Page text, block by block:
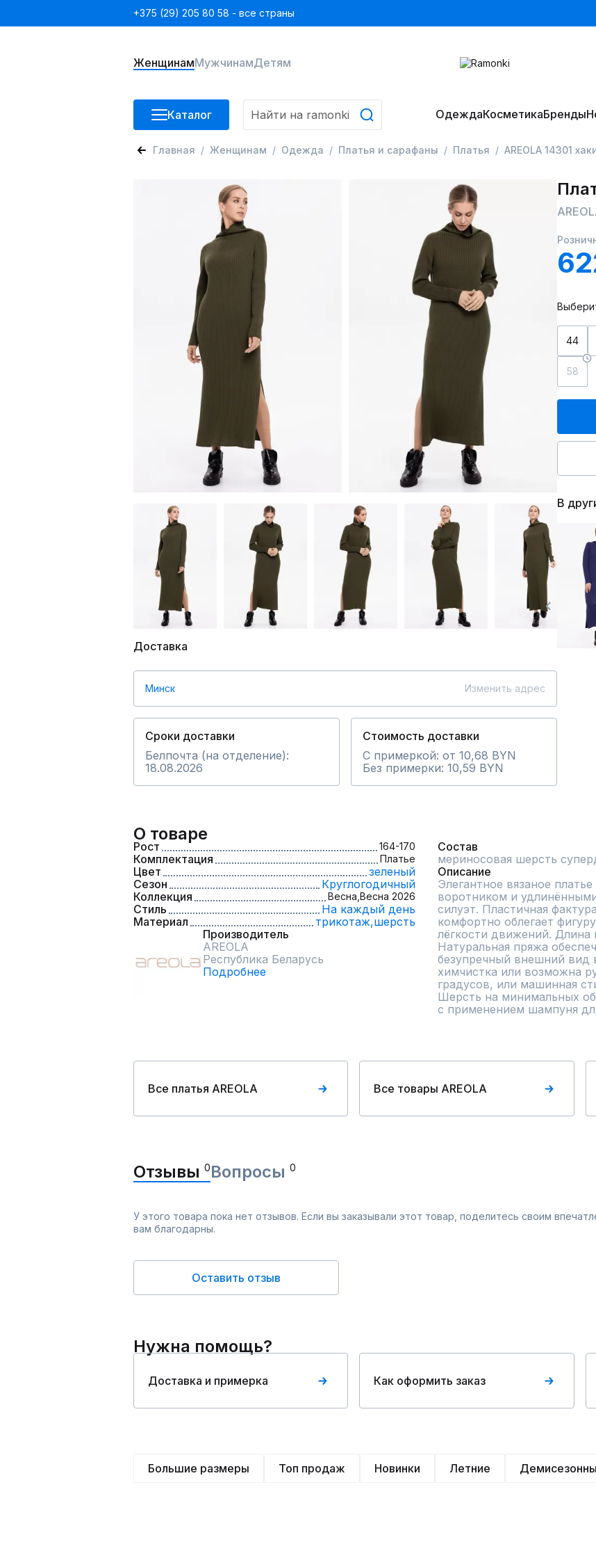
+375 (29) 205 80 58 - все страны
ЖенщинамМужчинамДетям
Каталог ОдеждаКосметикаБренды
Главная Женщинам Одежда Платья и сарафаны Платья AREOLA 14301
Доставка
Минск Изменить адрес
Сроки доставки
Белпочта (на отделение):
18.08.2026
Стоимость доставки
С примеркой: от 10,68 BYN
Без примерки: 10,59 BYN
44
58
В
О товаре
Рост 164-170
Комплектация Платье
Цвет
зеленый
Сезон
Круглогодичный
Коллекция
Весна, Весна 2026
Стиль
На каждый день
Материал
трикотаж,шерсть
Производитель
AREOLA
Республика Беларусь
Подробнее
Состав
мериносовая шерсть
Описание
Элегантное вязаное
воротником и
силуэт. Пластичная
комфортно облегает
лёгкости движений.
Натуральная пряжа
безупречный внешний вид
химчистка или возможна
градусов, или машинная
Шерсть на минимальных
с применением шампуня
Все платья AREOLA Все товары AREOLA
Отзывы 0Вопросы 0
У этого товара пока нет отзывов. Если вы заказывали этот товар, поделитесь своим
вам благодарны.
Оставить отзыв
Нужна помощь?
Доставка и примерка Как оформить заказ
Большие размеры Топ продаж Новинки Летние